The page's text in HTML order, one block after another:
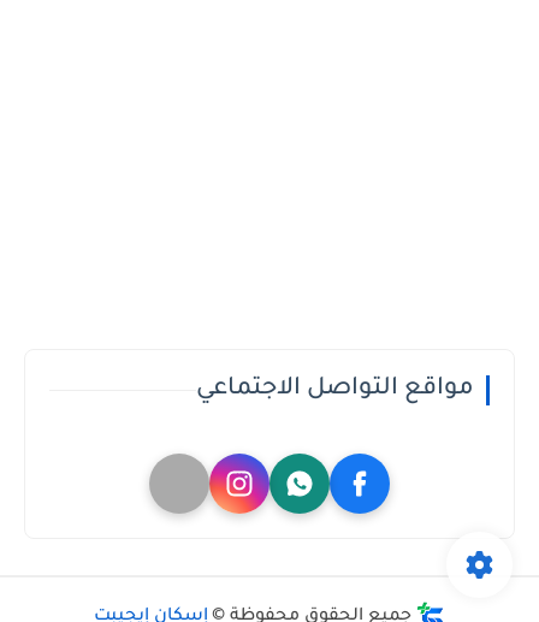
مواقع التواصل الاجتماعي
جميع الحقوق محفوظة © إسكان إيجيبت